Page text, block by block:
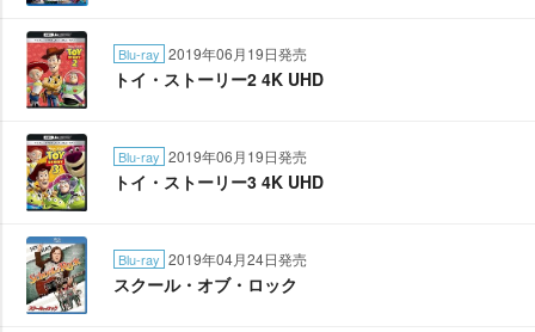
Blu-ray 2019年06月19日発売
トイ・ストーリー2 4K UHD
Blu-ray 2019年06月19日発売
トイ・ストーリー3 4K UHD
Blu-ray 2019年04月24日発売
スクール・オブ・ロック